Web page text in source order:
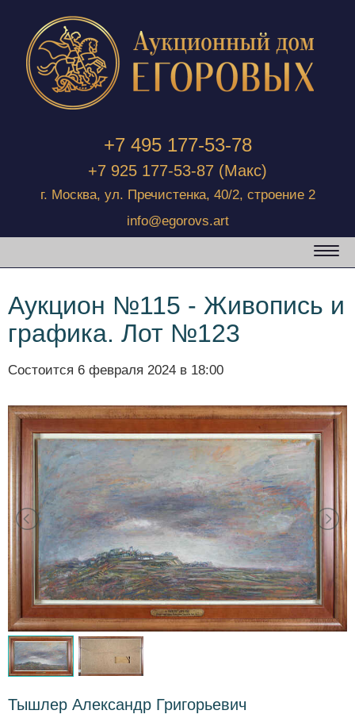
+7 495 177-53-78
+7 925 177-53-87 (Макс)
г. Москва, ул. Пречистенка, 40/2, строение 2
info@egorovs.art
Аукцион №115 - Живопись и
графика. Лот №123
Состоится 6 февраля 2024 в 18:00
Тышлер Александр Григорьевич